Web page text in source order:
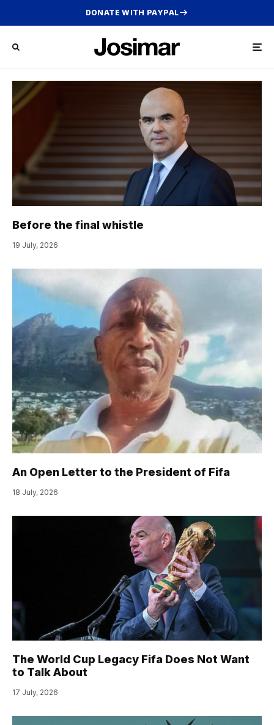
DONATE WITH PAYPAL
Before the final whistle
19 July, 2026
An Open Letter to the President of Fifa
18 July, 2026
The World Cup Legacy Fifa Does Not Want
to Talk About
17 July, 2026